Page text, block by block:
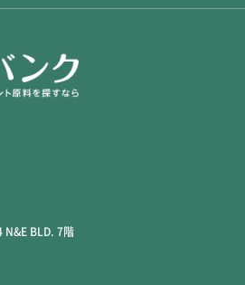
N&E BLD. 7階